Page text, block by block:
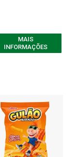
MAIS
INFORMAÇÕES